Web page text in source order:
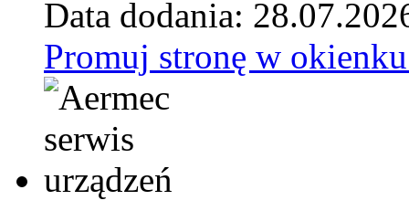
Data dodania:
Promuj stronę w